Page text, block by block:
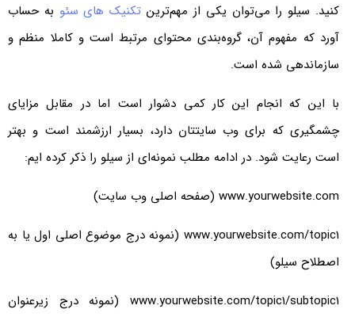
کنید. سیلو را می‌توان یکی از مهم‌ترین تکنیک های سئوبه حساب
آورد که مفهوم آن، گروه‌بندی محتوای مرتبط است و کاملا منظم و
سازماندهی شده است.
با این که انجام این کار کمی دشوار است اما در مقابل مزایای
چشمگیری که برای وب سایتتان دارد، بسیار ارزشمند است و بهتر
است رعایت شود. در ادامه مطلب نمونه‌ای از سیلو را ذکر کرده ایم:
www.yourwebsite.com (صفحه اصلی وب سایت)
www.yourwebsite.com/topic1 (نمونه درج موضوع اصلی اول یا به
اصطلاح سیلو)
www.yourwebsite.com/topic1/subtopic1 (نمونه درج زیرعنوان